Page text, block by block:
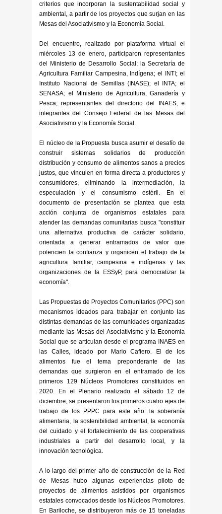
criterios que incorporan la sustentabilidad social y
ambiental, a partir de los proyectos que surjan en las
Mesas del Asociativismo y la Economía Social.
Del encuentro, realizado por plataforma virtual el
miércoles 13 de enero, participaron representantes
del Ministerio de Desarrollo Social; la Secretaría de
Agricultura Familiar Campesina, Indígena; el INTI; el
Instituto Nacional de Semillas (INASE); el INTA; el
SENASA; el Ministerio de Agricultura, Ganadería y
Pesca; representantes del directorio del INAES, e
integrantes del Consejo Federal de las Mesas del
Asociativismo y la Economía Social.
El núcleo de la Propuesta busca asumir el desafío de
construir sistemas solidarios de producción
distribución y consumo de alimentos sanos a precios
justos, que vinculen en forma directa a productores y
consumidores, eliminando la intermediación, la
especulación y el consumismo estéril. En el
documento de presentación se plantea que esta
acción conjunta de organismos estatales para
atender las demandas comunitarias busca "constituir
una alternativa productiva de carácter solidario,
orientada a generar entramados de valor que
potencien la confianza y organicen el trabajo de la
agricultura familiar, campesina e indígenas y las
organizaciones de la ESSyP, para democratizar la
economía".
Las Propuestas de Proyectos Comunitarios (PPC) son
mecanismos ideados para trabajar en conjunto las
distintas demandas de las comunidades organizadas
mediante las Mesas del Asociativismo y la Economía
Social que se articulan desde el programa INAES en
las Calles, ideado por Mario Cafiero. El de los
alimentos fue el tema preponderante de las
demandas que surgieron en el entramado de los
primeros 129 Núcleos Promotores constituidos en
2020. En el Plenario realizado el sábado 12 de
diciembre, se presentaron los primeros cuatro ejes de
trabajo de los PPPC para este año: la soberanía
alimentaria, la sostenibilidad ambiental, la economía
del cuidado y el fortalecimiento de las cooperativas
industriales a partir del desarrollo local, y la
innovación tecnológica.
A lo largo del primer año de construcción de la Red
de Mesas hubo algunas experiencias piloto de
proyectos de alimentos asistidos por organismos
estatales convocados desde los Núcleos Promotores.
En Bariloche, se distribuyeron más de 15 toneladas